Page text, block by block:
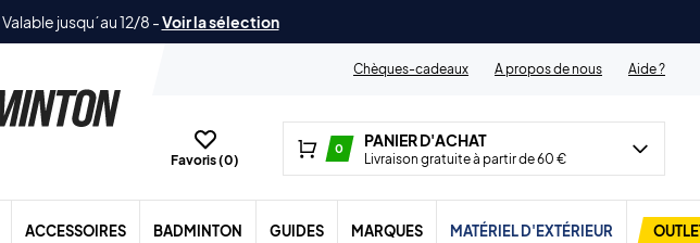
Valable jusqu´au 12/8 -Voir la sélection
Chèques-cadeaux
A propos de nous Aide ?
Favoris (0)
0 PANIER D'ACHAT
Livraison gratuite à partir de 60 €
ACCESSOIRES BADMINTON GUIDES MARQUES MATÉRIEL D'EXTÉRIEUR